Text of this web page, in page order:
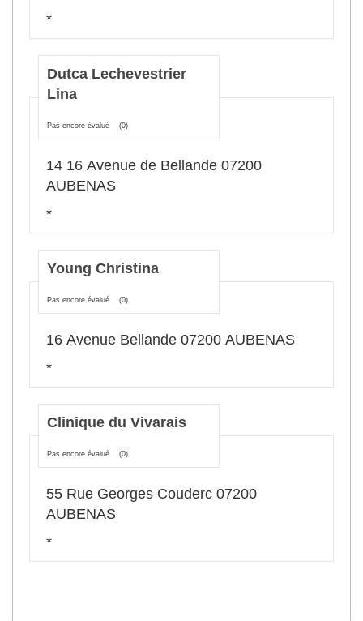
*
Dutca Lechevestrier
Lina
Pas encore évalué (0)
14 16 Avenue de Bellande 07200
AUBENAS
*
Young Christina
Pas encore évalué (0)
16 Avenue Bellande 07200 AUBENAS
*
Clinique du Vivarais
Pas encore évalué (0)
55 Rue Georges Couderc 07200
AUBENAS
*